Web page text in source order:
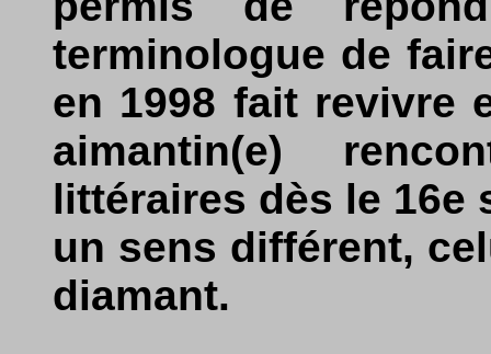
terminologue de
en 1998 fait revivre
aimantin(e)
littéraires dès le 16e
un sens différent,
diamant.